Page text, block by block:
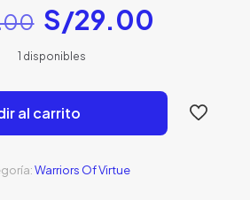
El
precio
original
era:
S/69.00.
S/29.00
es:
S/
1 disponibles
al carrito
Warriors Of Virtue